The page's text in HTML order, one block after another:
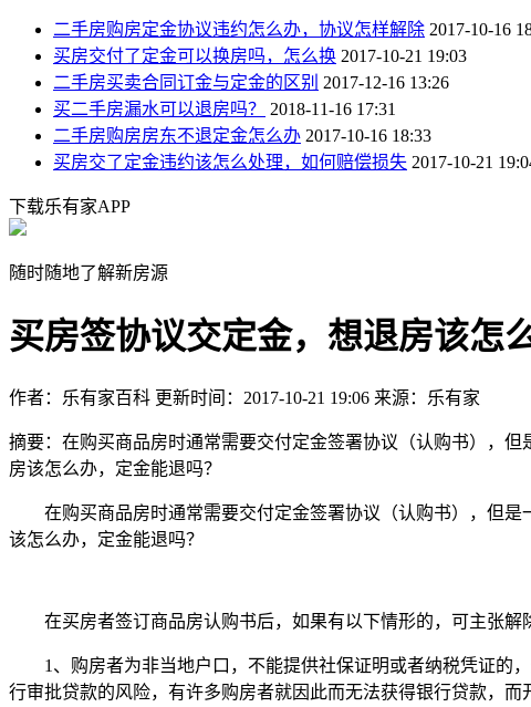
二手房购房定金协议违约怎么办，协议怎样解除 2017-10-16
买房交付了定金可以换房吗，怎么换 2017-10-21 19:03
二手房买卖合同订金与定金的区别 2017-12-16 13:26
买二手房漏水可以退房吗？
2018-11-16 17:31
二手房购房房东不退定金怎么办 2017-10-16 18:33
买房交了定金违约该怎么处理，如何赔偿损失 2017-10-21
下载乐有家APP
随时随地了解新房源
买房签协议交定金，想退房该怎
作者：乐有家百科 更新时间：2017-10-21 19:06 来源：乐有家
摘要： 在购买商品房时通常需要交付定金签署协议（认购书），
房该怎么办，定金能退吗？
在购买商品房时通常需要交付定金签署协议（认购书），但
该怎么办，定金能退吗？
在买房者签订商品房认购书后，如果有以下情形的，可主张解
1、购房者为非当地户口，不能提供社保证明或者纳税凭证的
行审批贷款的风险，有许多购房者就因此而无法获得银行贷款，